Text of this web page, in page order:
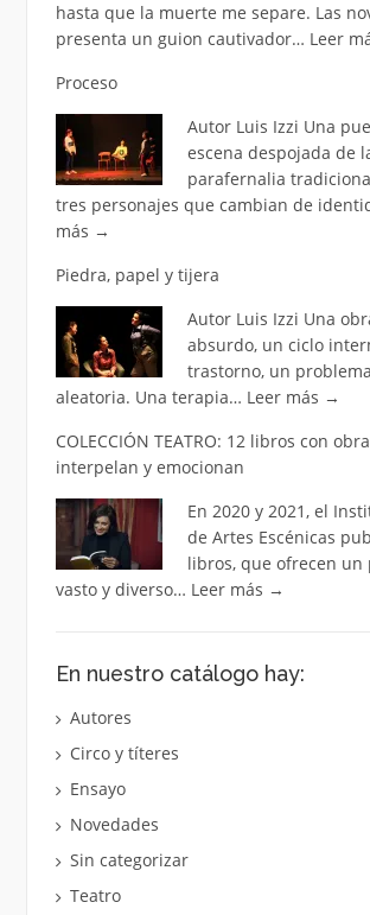
hasta que la muerte me separe. Las
presenta un guion cautivador… Leer
Proceso
Autor Luis Izzi Una
escena despojada de
parafernalia
tres personajes que cambian de
más →
Piedra, papel y tijera
Autor Luis Izzi Una
absurdo, un ciclo
trastorno, un
aleatoria. Una terapia… Leer más →
COLECCIÓN TEATRO: 12 libros con
interpelan y emocionan
En 2020 y 2021, el
de Artes Escénicas
libros, que ofrecen un
vasto y diverso… Leer más →
En nuestro catálogo hay:
Autores
Circo y títeres
Ensayo
Novedades
Sin categorizar
Teatro